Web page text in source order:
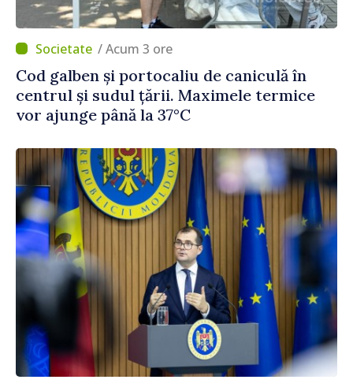
/ Acum 3 ore
Cod galben și portocaliu de caniculă în
centrul și sudul țării. Maximele termice
vor ajunge până la 37°C